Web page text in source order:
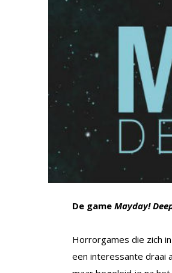
De game Mayday!
Horrorgames die zich
een interessante draai